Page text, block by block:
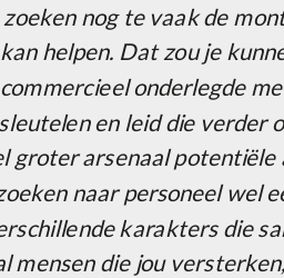
zoeken nog te vaak de
helpen. Dat zou je
onderlegde
en leid die verder
groter arsenaal
naar personeel wel
karakters die
mensen die jou